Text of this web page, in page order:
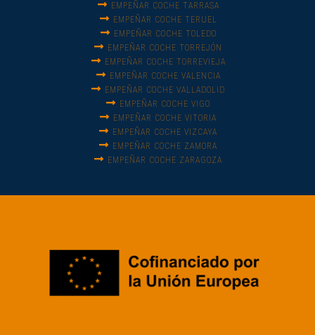
EMPEÑAR COCHE TARRASA
EMPEÑAR COCHE TERUEL
EMPEÑAR COCHE TOLEDO
EMPEÑAR COCHE TORREJÓN
EMPEÑAR COCHE TORREVIEJA
EMPEÑAR COCHE VALENCIA
EMPEÑAR COCHE VALLADOLID
EMPEÑAR COCHE VIGO
EMPEÑAR COCHE VITORIA
EMPEÑAR COCHE VIZCAYA
EMPEÑAR COCHE ZAMORA
EMPEÑAR COCHE ZARAGOZA